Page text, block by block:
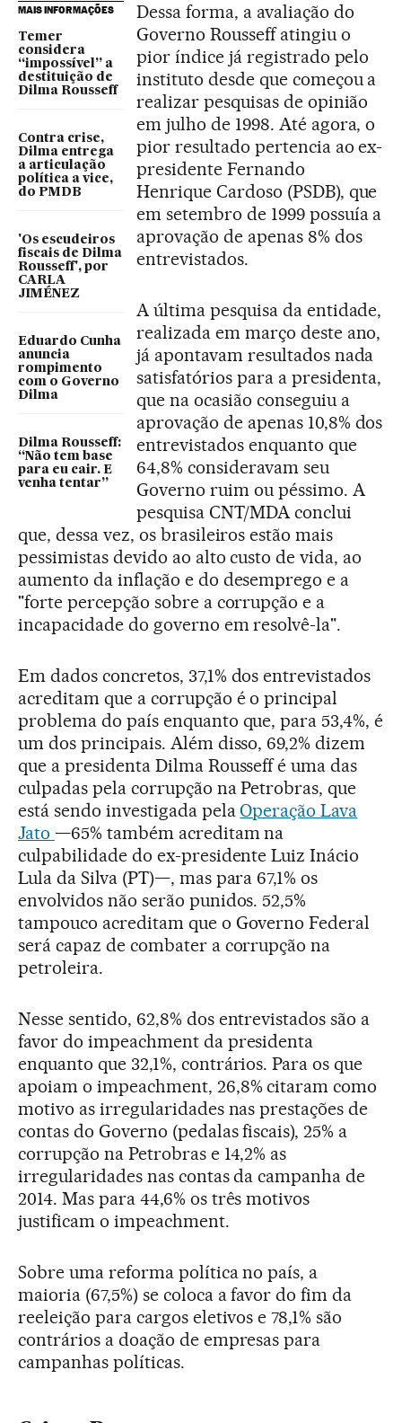
MAIS INFORMAÇÕES
Temer
considera
“impossível” a
destituição de
Dilma Rousseff
Contra crise,
Dilma entrega
a articulação
política a vice,
do PMDB
'Os escudeiros
fiscais de Dilma
Rousseff', por
CARLA
JIMÉNEZ
Eduardo Cunha
anuncia
rompimento
com o Governo
Dilma
Dilma Rousseff:
“Não tem base
para eu cair. E
venha tentar”
Dessa forma, a avaliação do
Governo Rousseff atingiu o
pior índice já registrado pelo
instituto desde que começou a
realizar pesquisas de opinião
em julho de 1998. Até agora, o
pior resultado pertencia ao ex-
presidente Fernando
Henrique Cardoso (PSDB), que
em setembro de 1999 possuía a
aprovação de apenas 8% dos
entrevistados.
A última pesquisa da entidade,
realizada em março deste ano,
já apontavam resultados nada
satisfatórios para a presidenta,
que na ocasião conseguiu a
aprovação de apenas 10,8% dos
entrevistados enquanto que
64,8% consideravam seu
Governo ruim ou péssimo. A
pesquisa CNT/MDA conclui
que, dessa vez, os brasileiros estão mais
pessimistas devido ao alto custo de vida, ao
aumento da inflação e do desemprego e a
"forte percepção sobre a corrupção e a
incapacidade do governo em resolvê-la".
Em dados concretos, 37,1% dos entrevistados
acreditam que a corrupção é o principal
problema do país enquanto que, para 53,4%, é
um dos principais. Além disso, 69,2% dizem
que a presidenta Dilma Rousseff é uma das
culpadas pela corrupção na Petrobras, que
está sendo investigada pela Operação Lava
Jato —65% também acreditam na
culpabilidade do ex-presidente Luiz Inácio
Lula da Silva (PT)—, mas para 67,1% os
envolvidos não serão punidos. 52,5%
tampouco acreditam que o Governo Federal
será capaz de combater a corrupção na
petroleira.
Nesse sentido, 62,8% dos entrevistados são a
favor do impeachment da presidenta
enquanto que 32,1%, contrários. Para os que
apoiam o impeachment, 26,8% citaram como
motivo as irregularidades nas prestações de
contas do Governo (pedalas fiscais), 25% a
corrupção na Petrobras e 14,2% as
irregularidades nas contas da campanha de
2014. Mas para 44,6% os três motivos
justificam o impeachment.
Sobre uma reforma política no país, a
maioria (67,5%) se coloca a favor do fim da
reeleição para cargos eletivos e 78,1% são
contrários a doação de empresas para
campanhas políticas.